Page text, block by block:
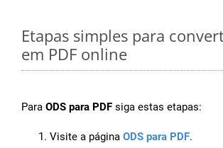
Etapas simples para
em PDF online
Para ODS para PDF siga estas etapas:
Visite a página ODS para PDF.